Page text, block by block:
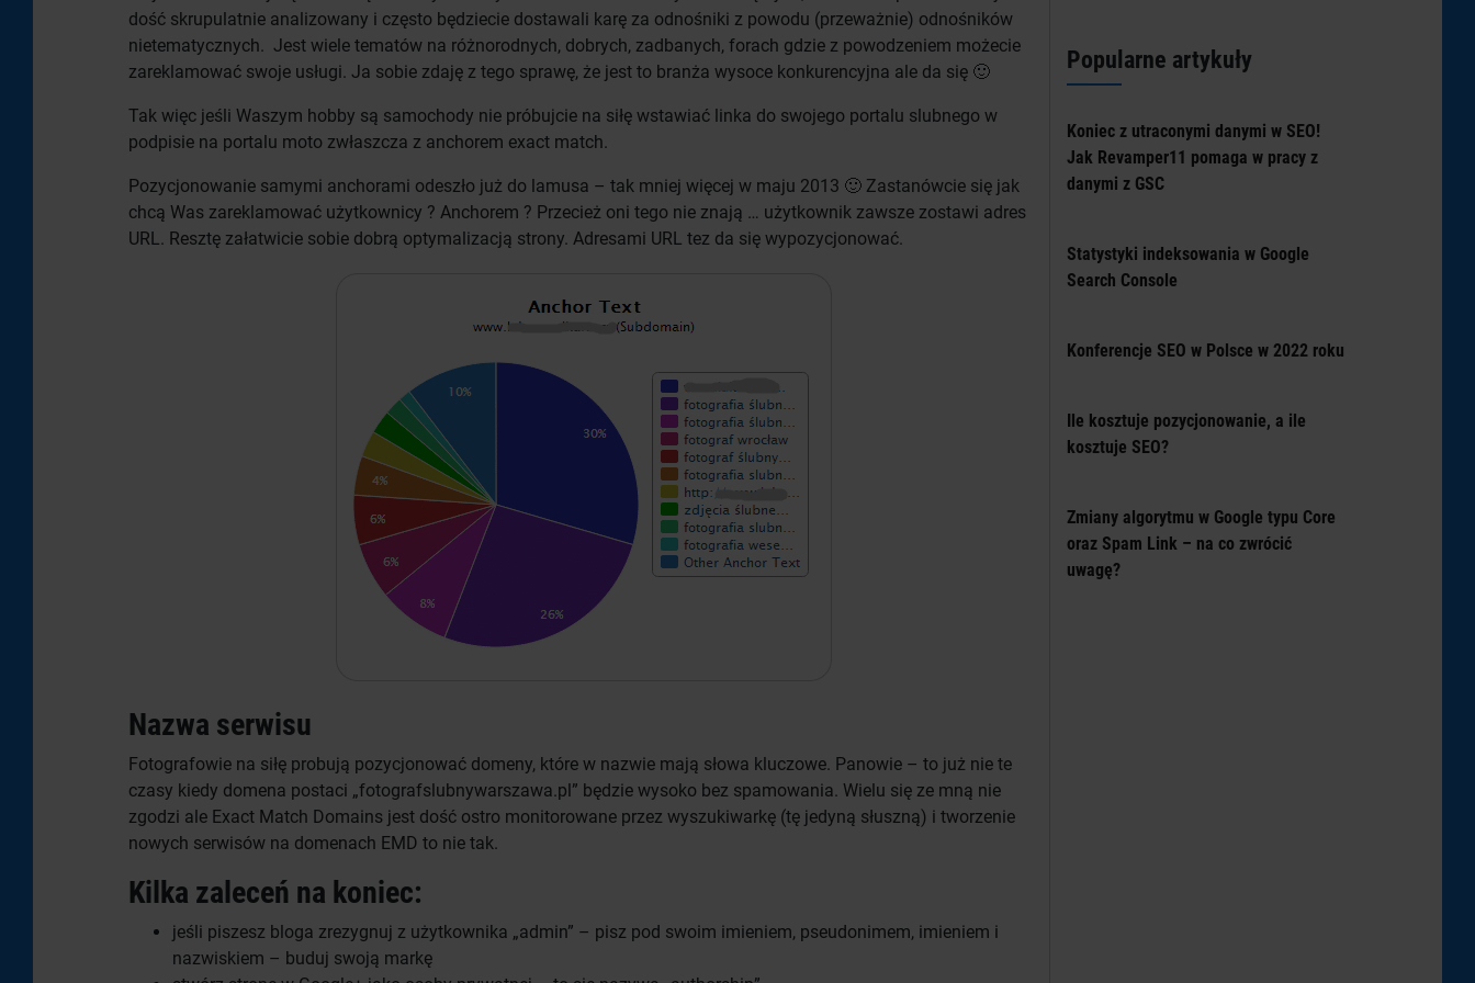
dość skrupulatnie analizowany i często będziecie dostawali karę za odnośniki z powodu (przeważnie) odnośników
nietematycznych. Jest wiele tematów na różnorodnych, dobrych, zadbanych, forach gdzie z powodzeniem możecie
zareklamować swoje usługi. Ja sobie zdaję z tego sprawę, że jest to branża wysoce konkurencyjna ale da się 🙂
Tak więc jeśli Waszym hobby są samochody nie próbujcie na siłę wstawiać linka do swojego portalu slubnego w
podpisie na portalu moto zwłaszcza z anchorem exact match.
Pozycjonowanie samymi anchorami odeszło już do lamusa – tak mniej więcej w maju 2013 🙂 Zastanówcie się jak
chcą Was zareklamować użytkownicy ? Anchorem ? Przecież oni tego nie znają … użytkownik zawsze zostawi adres
URL. Resztę załatwicie sobie dobrą optymalizacją strony. Adresami URL tez da się wypozycjonować.
Nazwa serwisu
Fotografowie na siłę probują pozycjonować domeny, które w nazwie mają słowa kluczowe. Panowie – to już nie te
czasy kiedy domena postaci „fotografslubnywarszawa.pl” będzie wysoko bez spamowania. Wielu się ze mną nie
zgodzi ale Exact Match Domains jest dość ostro monitorowane przez wyszukiwarkę (tę jedyną słuszną) i tworzenie
nowych serwisów na domenach EMD to nie tak.
Kilka zaleceń na koniec:
jeśli piszesz bloga zrezygnuj z użytkownika „admin” – pisz pod swoim imieniem, pseudonimem, imieniem i
nazwiskiem – buduj swoją markę
Popularne artykuły
Koniec z utraconymi danymi w SEO!
Jak Revamper11 pomaga w pracy z
danymi z GSC
Statystyki indeksowania w Google
Search Console
Konferencje SEO w Polsce w 2022 roku
Ile kosztuje pozycjonowanie, a ile
kosztuje SEO?
Zmiany algorytmu w Google typu Core
oraz Spam Link – na co zwrócić
uwagę?